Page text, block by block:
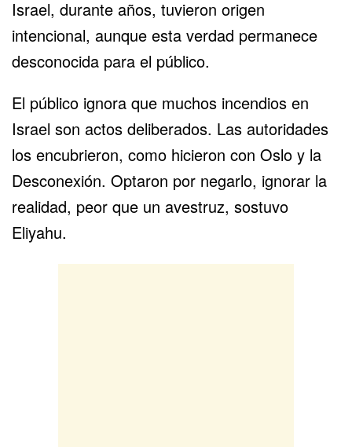
Israel, durante años, tuvieron origen
intencional, aunque esta verdad permanece
desconocida para el público.
El público ignora que muchos incendios en
Israel son actos deliberados. Las autoridades
los encubrieron, como hicieron con Oslo y la
Desconexión. Optaron por negarlo, ignorar la
realidad, peor que un avestruz, sostuvo
Eliyahu.